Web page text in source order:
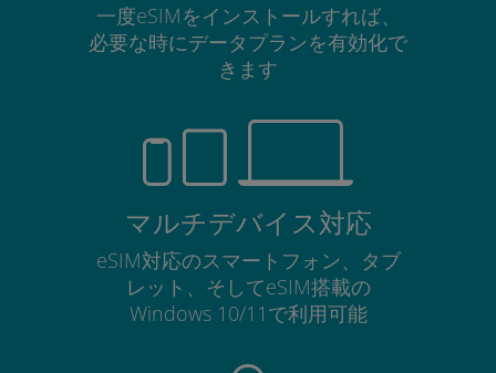
一度eSIMをインストールすれば、
必要な時にデータプランを有効化で
きます
マルチデバイス対応
eSIM対応のスマートフォン、タブ
レット、そしてeSIM搭載の
Windows 10/11で利用可能